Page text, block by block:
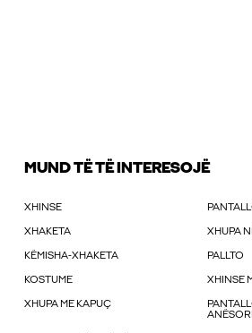
MUND TË TË INTERESOJË
XHINSE
XHAKETA XHUPA
KËMISHA-XHAKETA PALLTO
KOSTUME XHINSE
XHUPA ME KAPUÇ